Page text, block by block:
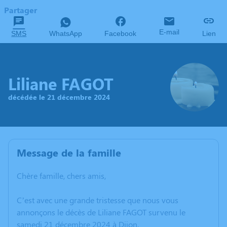
Partager
SMS WhatsApp Facebook E-mail Lien
Liliane FAGOT
décédée le 21 décembre 2024
Message de la famille
Chère famille, chers amis,
C’est avec une grande tristesse que nous vous
annonçons le décès de Liliane FAGOT survenu le
samedi 21 décembre 2024 à Dijon.